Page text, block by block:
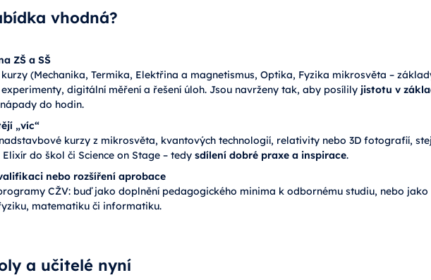
vhodná?
ZŠ a SŠ
(Mechanika, Termika, Elektřina a magnetismus, Optika, Fyzika mikrosvěta –
digitální měření a řešení úloh. Jsou navrženy tak, aby posílily jistotu v
do hodin.
„víc“
kurzy z mikrosvěta, kvantových technologií, relativity nebo 3D fotografií,
do škol či Science on Stage – tedy sdílení dobré praxe a inspirace.
nebo rozšíření aprobace
CŽV: buď jako doplnění pedagogického minima k odbornému studiu, nebo jako
matematiku či informatiku.
a učitelé nyní